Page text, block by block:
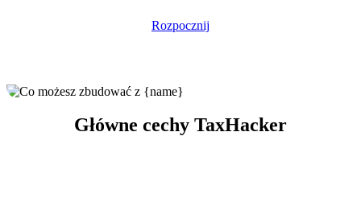
Rozpocznij
Główne cechy TaxHacker